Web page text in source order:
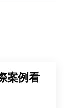
案例看